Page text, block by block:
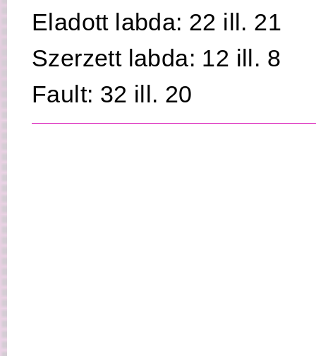
Eladott labda: 22 ill. 21
Szerzett labda: 12 ill. 8
Fault: 32 ill. 20